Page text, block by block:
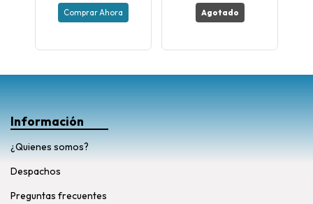
Comprar Ahora Agotado
Información
¿Quienes somos?
Despachos
Preguntas frecuentes